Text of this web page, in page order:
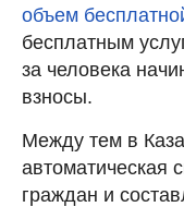
объем
бесплатным
за человека
взносы.
Между тем в
автоматическая
граждан и